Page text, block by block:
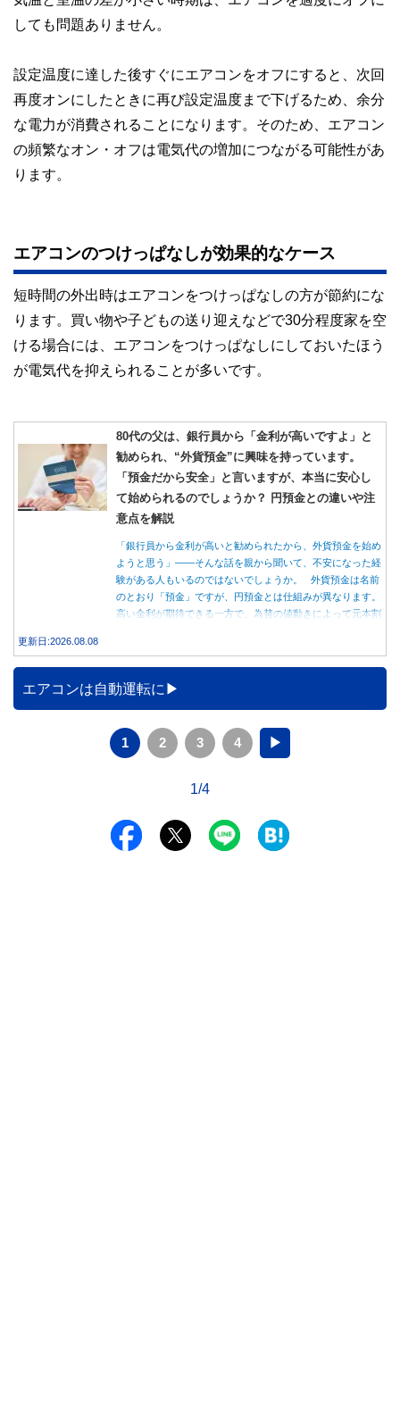
しても問題ありません。
設定温度に達した後すぐにエアコンをオフにすると、次回
再度オンにしたときに再び設定温度まで下げるため、余分
な電力が消費されることになります。そのため、エアコン
の頻繁なオン・オフは電気代の増加につながる可能性があ
ります。
エアコンのつけっぱなしが効果的なケース
短時間の外出時はエアコンをつけっぱなしの方が節約にな
ります。買い物や子どもの送り迎えなどで30分程度家を空
ける場合には、エアコンをつけっぱなしにしておいたほう
が電気代を抑えられることが多いです。
80代の父は、銀行員から「金利が高いですよ」と
勧められ、“外貨預金”に興味を持っています。
「預金だから安全」と言いますが、本当に安心し
て始められるのでしょうか？ 円預金との違いや注
意点を解説
「銀行員から金利が高いと勧められたから、外貨預金を始め
ようと思う」――そんな話を親から聞いて、不安になった経
験がある人もいるのではないでしょうか。 外貨預金は名前
のとおり「預金」ですが、円預金とは仕組みが異なります。
高い金利が期待できる一方で、為替の値動きによって元本割
更新日:2026.08.08
エアコンは自動運転に
1 2 3 4 ▶
1/4